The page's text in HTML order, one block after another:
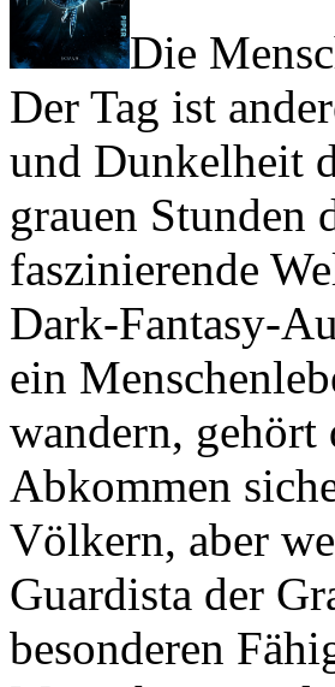
Die
Der Tag ist
und Dunkelheit
grauen Stunden
faszinierende
Dark-Fantasy-
ein
wandern, gehört
Abkommen
Völkern, aber
Guardista der
besonderen